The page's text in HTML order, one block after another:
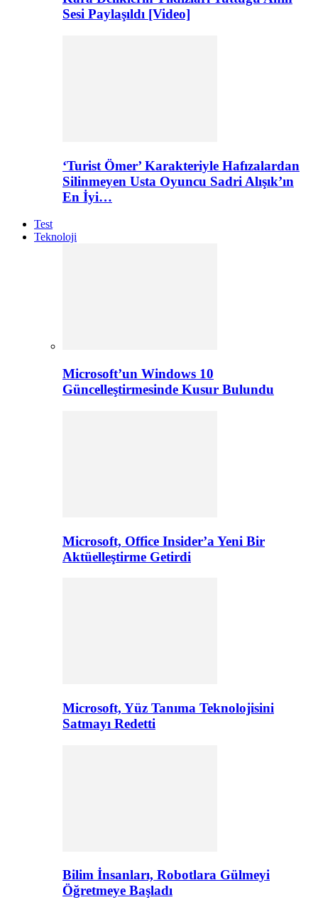
Sesi Paylaşıldı [Video]
‘Turist Ömer’ Karakteriyle Hafızalardan
Silinmeyen Usta Oyuncu Sadri Alışık’ın
En İyi…
Test
Teknoloji
Microsoft’un Windows 10
Güncelleştirmesinde Kusur Bulundu
Microsoft, Office Insider’a Yeni Bir
Aktüelleştirme Getirdi
Microsoft, Yüz Tanıma Teknolojisini
Satmayı Redetti
Bilim İnsanları, Robotlara Gülmeyi
Öğretmeye Başladı